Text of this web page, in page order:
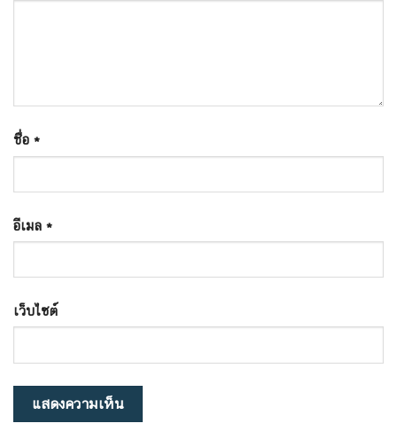
ชื่อ *
อีเมล *
เว็บไซต์